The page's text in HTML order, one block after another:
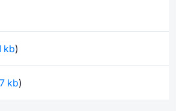
kb)
kb)